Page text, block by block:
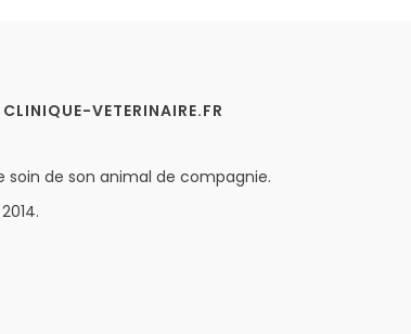
CLINIQUE-VETERINAIRE.FR
soin de son animal de compagnie.